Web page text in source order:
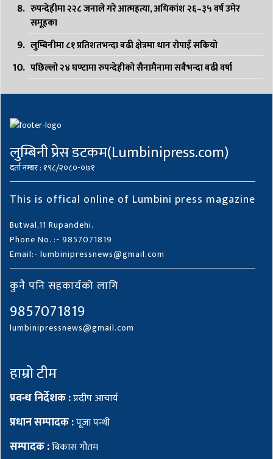
रुपन्देहीमा २२८ जनाले गरे आत्महत्या, अधिकांश २६–३५ वर्ष उमेर
समूहका
लुम्बिनीमा ८१ प्रतिशतभन्दा बढी क्षेत्रमा धान रोपाइँ सकियो
पछिल्लो २४ घण्टामा रुपन्देहीको सैनामैनामा सबैभन्दा बढी वर्षा
लुम्बिनी प्रेस डटकम(Lumbinipress.com)
दर्ता नम्बर : १९८/२०८०-०७१
This is offical online of Lumbini press magazine
Butwal,11 Rupandehi.
Phone No. :- 9857071819
Email:- lumbinipressnews@gmail.com
कुनै पनि सहकार्यको लागि
9857071819
lumbinipressnews@gmail.com
हाम्रो टीम
प्रवन्ध निर्देशक :प्रदीप आचार्य
प्रधान सम्पादक :पूजा पन्थी
सम्पादक :बिकास गौतम